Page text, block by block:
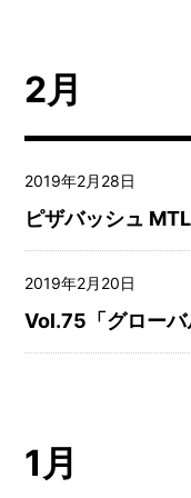
2月
2019年2月28日
ピザバッシュ
2019年2月20日
Vol.75「グローバ
1月